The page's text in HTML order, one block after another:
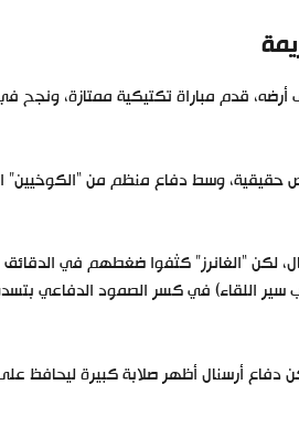
قدم مباراة تكتيكية ممتازة، ونجح
حقيقية، وسط دفاع منظم من “الكوخيين”
سير اللقاء) في كسر الصمود الدفاعي
أرسنال أظهر صلابة كبيرة ليحافظ على